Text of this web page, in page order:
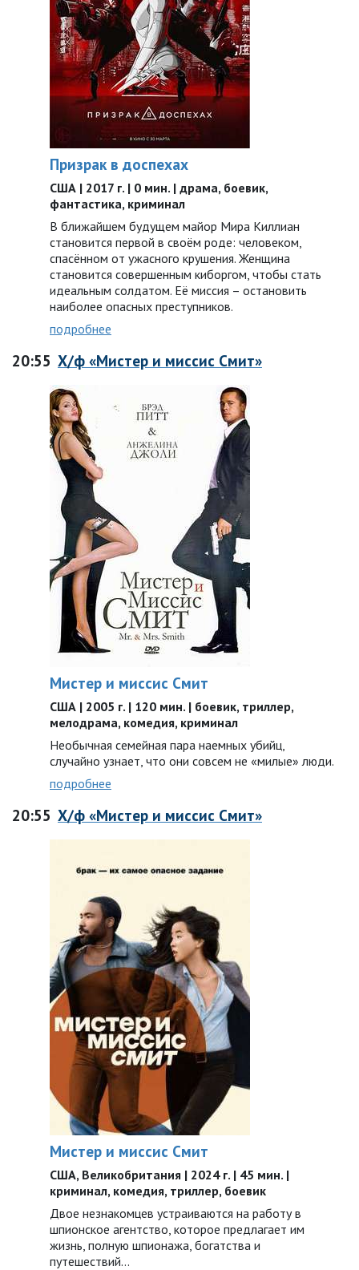
Призрак в доспехах
США | 2017 г. | 0 мин. | драма, боевик,
фантастика, криминал
В ближайшем будущем майор Мира Киллиан
становится первой в своём роде: человеком,
спасённом от ужасного крушения. Женщина
становится совершенным киборгом, чтобы стать
идеальным солдатом. Её миссия – остановить
наиболее опасных преступников.
подробнее
20:55 Х/ф «Мистер и миссис Смит»
Мистер и миссис Смит
США | 2005 г. | 120 мин. | боевик, триллер,
мелодрама, комедия, криминал
Необычная семейная пара наемных убийц,
случайно узнает, что они совсем не «милые» люди.
подробнее
20:55 Х/ф «Мистер и миссис Смит»
Мистер и миссис Смит
США, Великобритания | 2024 г. | 45 мин. |
криминал, комедия, триллер, боевик
Двое незнакомцев устраиваются на работу в
шпионское агентство, которое предлагает им
жизнь, полную шпионажа, богатства и
путешествий…